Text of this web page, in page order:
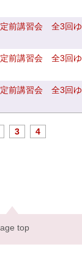
前講習会 全3回ゆ
前講習会 全3回ゆ
前講習会 全3回ゆ
3 4
top